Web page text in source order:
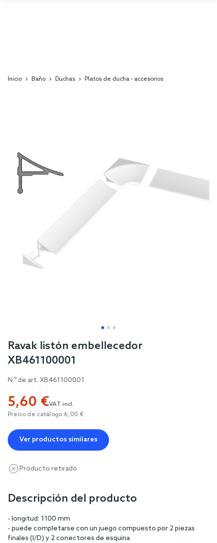
Inicio Baño Duchas Platos de ducha - accesorios
end
the
gallery
Skip
to
beginning
the
images
Ravak listón embellecedor
XB461100001
N.º de art. XB461100001
5,60 €VAT incl.
Precio de catálogo:6,00 €
Ver productos similares
Producto retirado
Descripción del producto
- longitud: 1100 mm
- puede completarse con un juego compuesto por 2 piezas
finales (I/D) y 2 conectores de esquina